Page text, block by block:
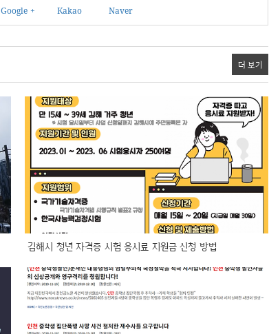
Google + Kakao Naver
더 보기
김해시 청년 자격증 시험 응시료 지원금 신청 방법